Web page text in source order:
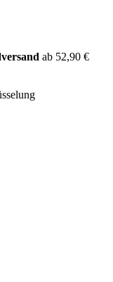
ab 52,90 €